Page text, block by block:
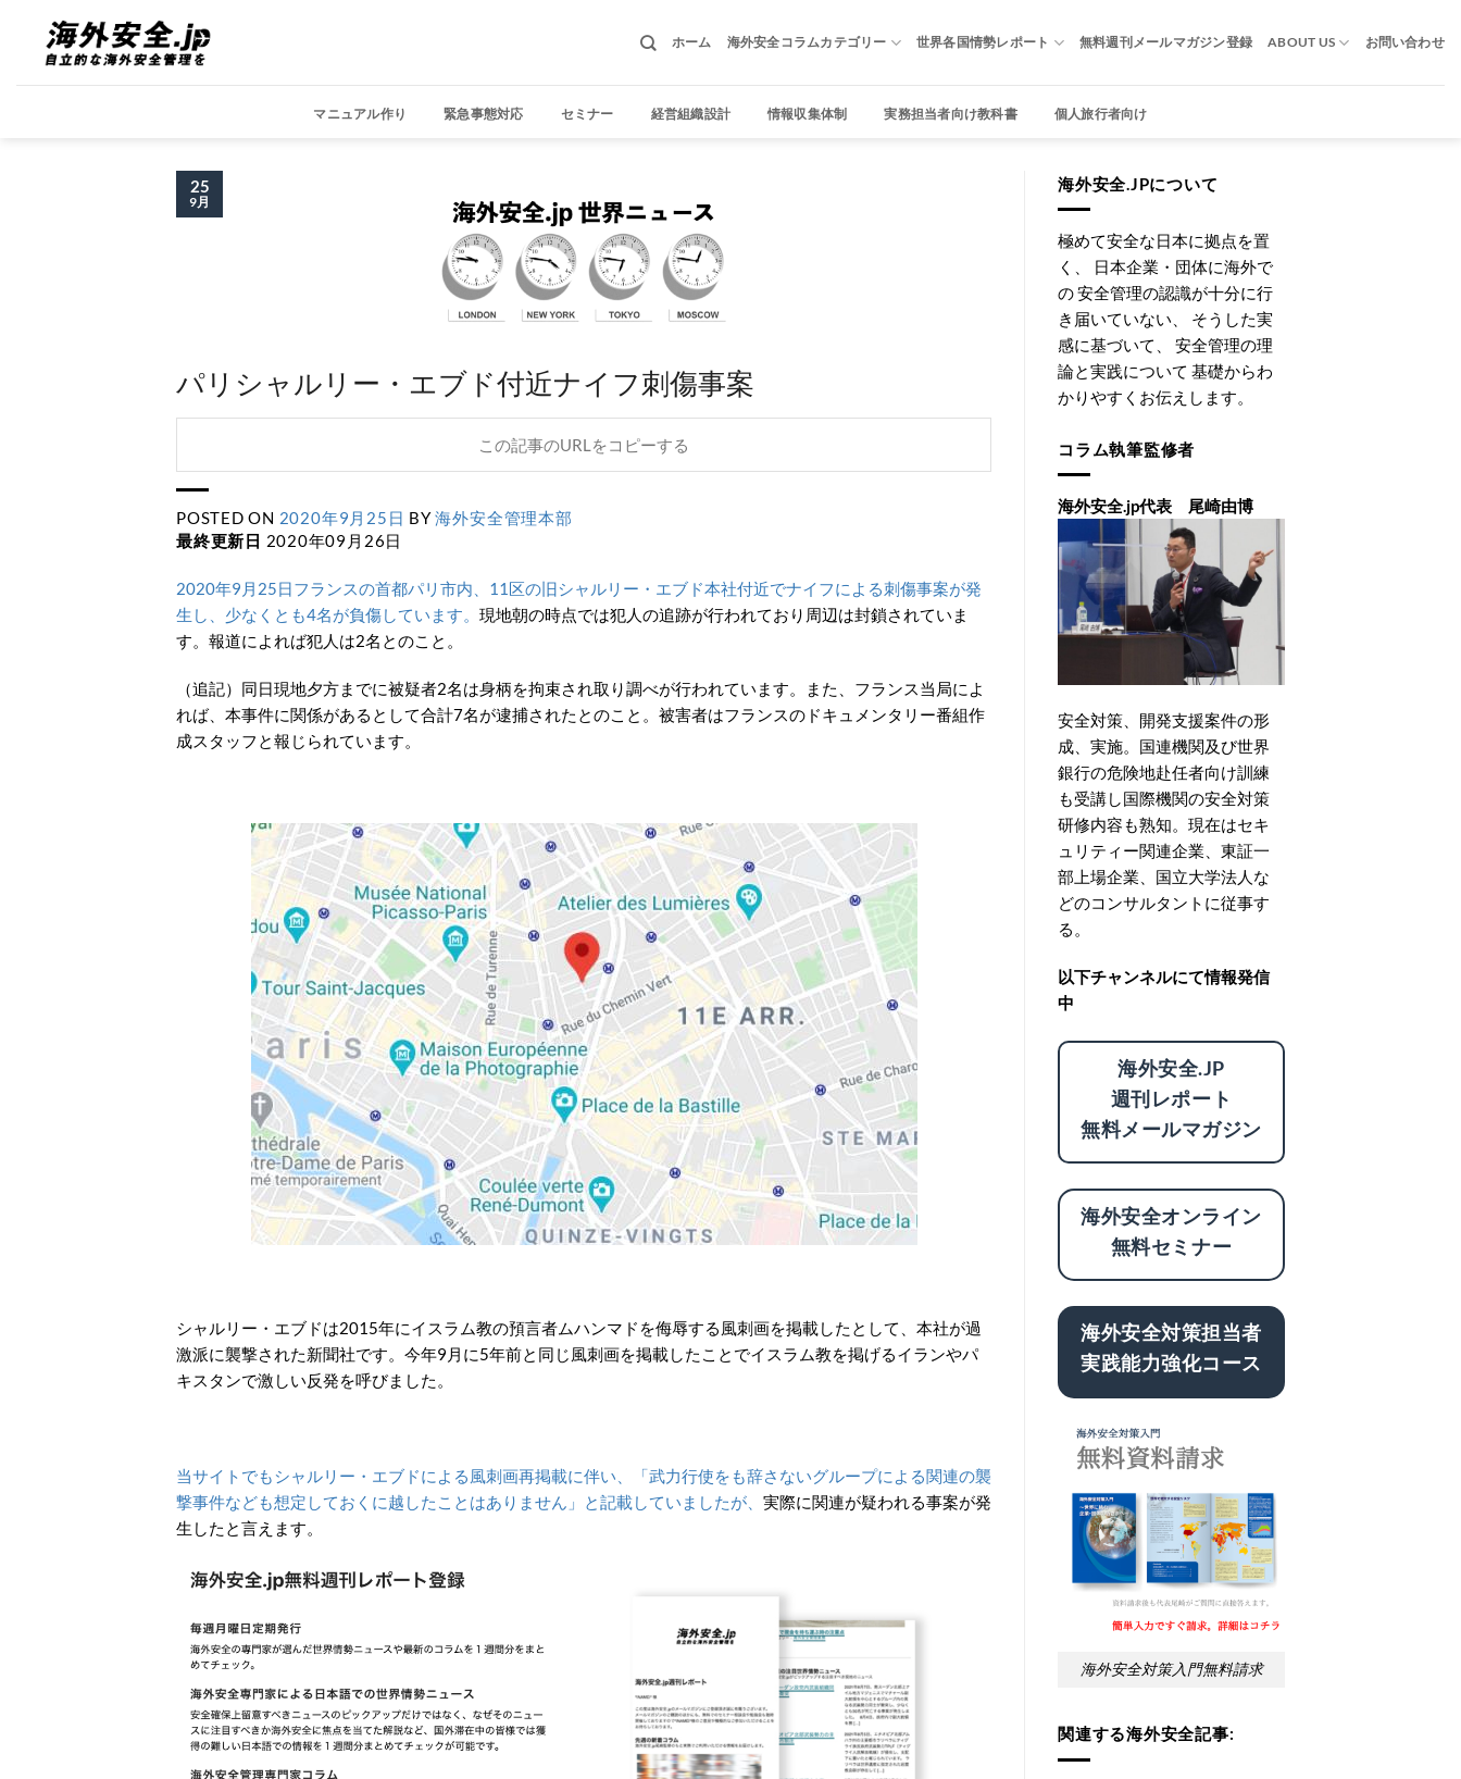
content
ホーム 海外安全コラムカテゴリー 世界各国情勢レポート 無料週刊メールマガジン登録 ABOUT US お問い合わせ
マニュアル作り 緊急事態対応 セミナー 経営組織設計 情報収集体制 実務担当者向け教科書 個人旅行者向け
25
9月
パリシャルリー・エブド付近ナイフ刺傷事案
この記事のURLをコピーする
POSTED ON 2020年9月25日 BY海外安全管理本部
最終更新日 2020年09月26日
2020年9月25日フランスの首都パリ市内、11区の旧シャルリー・エブド本社付近でナイフによる刺傷事案が発
生し、少なくとも4名が負傷しています。 現地朝の時点では犯人の追跡が行われており周辺は封鎖されていま
す。報道によれば犯人は2名とのこと。
（追記）同日現地夕方までに被疑者2名は身柄を拘束され取り調べが行われています。また、フランス当局によ
れば、本事件に関係があるとして合計7名が逮捕されたとのこと。被害者はフランスのドキュメンタリー番組作
成スタッフと報じられています。
シャルリー・エブドは2015年にイスラム教の預言者ムハンマドを侮辱する風刺画を掲載したとして、本社が過
激派に襲撃された新聞社です。今年9月に5年前と同じ風刺画を掲載したことでイスラム教を掲げるイランやパ
キスタンで激しい反発を呼びました。
当サイトでもシャルリー・エブドによる風刺画再掲載に伴い、「武力行使をも辞さないグループによる関連の襲
撃事件なども想定しておくに越したことはありません」と記載していましたが、 実際に関連が疑われる事案が発
生したと言えます。
海外安全.JPについて
極めて安全な日本に拠点を置
く、 日本企業・団体に海外で
の 安全管理の認識が十分に行
き届いていない、 そうした実
感に基づいて、 安全管理の理
論と実践について 基礎からわ
かりやすくお伝えします。
コラム執筆監修者
海外安全.jp代表 尾崎由博
安全対策、開発支援案件の形
成、実施。国連機関及び世界
銀行の危険地赴任者向け訓練
も受講し国際機関の安全対策
研修内容も熟知。現在はセキ
ュリティー関連企業、東証一
部上場企業、国立大学法人な
どのコンサルタントに従事す
る。
以下チャンネルにて情報発信
中
海外安全.JP
週刊レポート
無料メールマガジン
海外安全オンライン
無料セミナー
海外安全対策担当者
実践能力強化コース
海外安全対策入門無料請求
関連する海外安全記事: